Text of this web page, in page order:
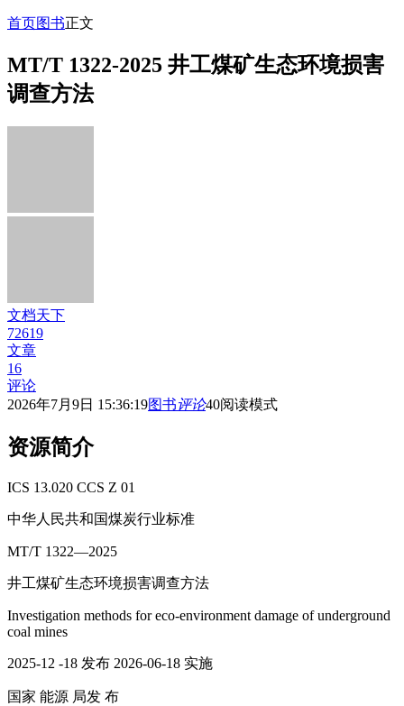
首页图书正文
MT/T 1322-2025 井工煤矿生态环境损害
调查方法
文档天下
72619
文章
16
评论
2026年7月9日 15:36:19图书评论40阅读模式
资源简介
ICS 13.020 CCS Z 01
中华人民共和国煤炭行业标准
MT/T 1322—2025
井工煤矿生态环境损害调查方法
Investigation methods for eco‑environment damage of underground
coal mines
2025‑12 ‑18 发布 2026‑06‑18 实施
国家 能源 局发 布